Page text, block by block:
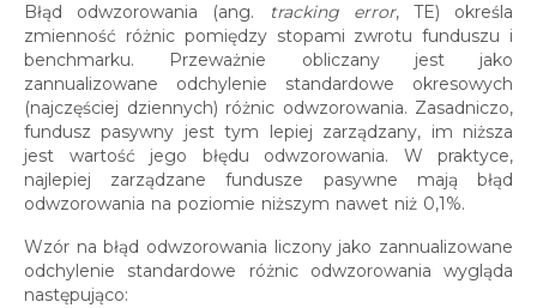
Błąd odwzorowania (ang.
tracking error, TE) określa
zmienność różnic pomiędzy stopami zwrotu funduszu i
benchmarku. Przeważnie obliczany jest jako
zannualizowane odchylenie standardowe okresowych
(najczęściej dziennych) różnic odwzorowania. Zasadniczo,
fundusz pasywny jest tym lepiej zarządzany, im niższa
jest wartość jego błędu odwzorowania. W praktyce,
najlepiej zarządzane fundusze pasywne mają błąd
odwzorowania na poziomie niższym nawet niż 0,1%.
Wzór na błąd odwzorowania liczony jako zannualizowane
odchylenie standardowe różnic odwzorowania wygląda
następująco: